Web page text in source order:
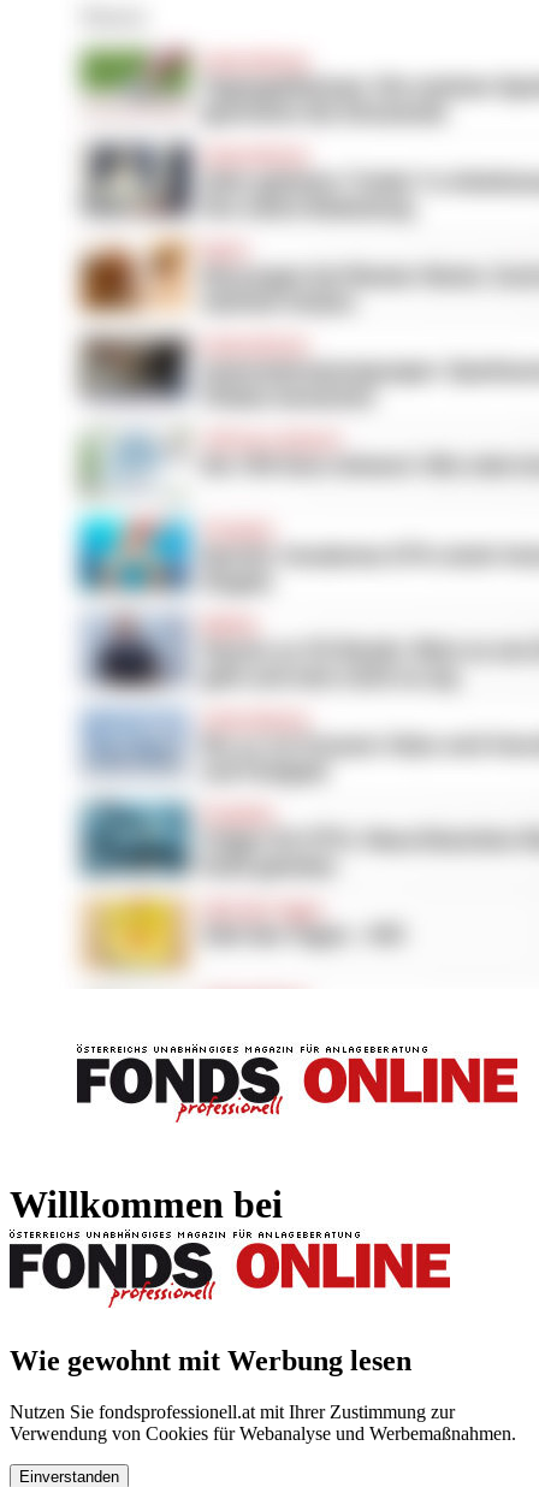
Willkommen bei
Wie gewohnt mit Werbung lesen
Nutzen Sie fondsprofessionell.at mit Ihrer Zustimmung zur
Verwendung von Cookies für Webanalyse und Werbemaßnahmen.
Einverstanden